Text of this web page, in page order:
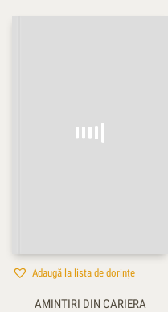
Adaugă la lista de dorințe
AMINTIRI DIN CARIERA